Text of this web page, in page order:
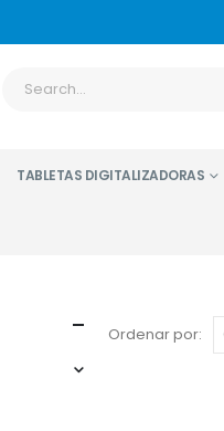
TABLETAS DIGITALIZADORAS
Ordenar por: